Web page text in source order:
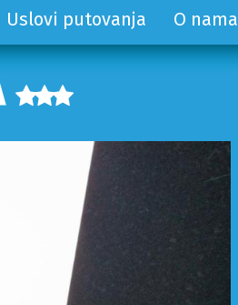
Uslovi putovanja O nama